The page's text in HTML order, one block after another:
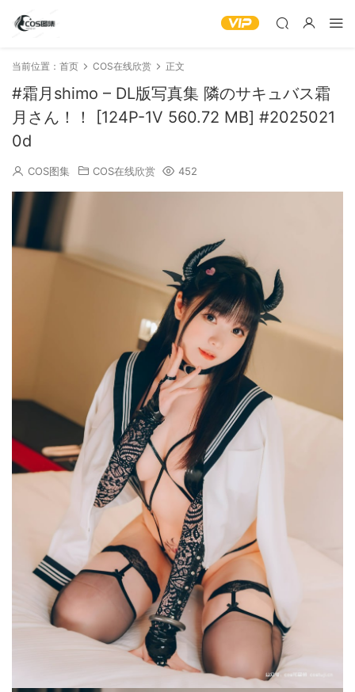
当前位置： 首页 COS在线欣赏 正文
#霜月shimo – DL版写真集 隣のサキュバス霜
月さん！！ [124P-1V 560.72 MB] #2025021
0d
COS图集 COS在线欣赏 452